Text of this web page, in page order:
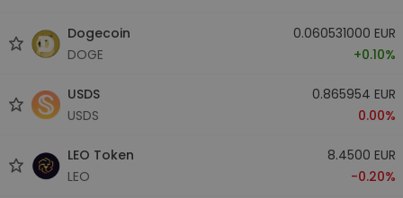
Dogecoin
DOGE
0.060531000 EUR
+0.10%
USDS
USDS
0.865954 EUR
0.00%
LEO Token
LEO
8.4500 EUR
-0.20%